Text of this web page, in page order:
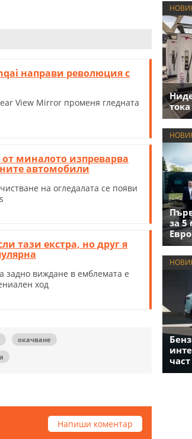
направи революция с
View Mirror променя гледната
от миналото изпреварва
автомобили
на огледалата се появи
тази екстра, но друг я
задно виждане в емблемата е
ход
окачване
Напиши коментар
за 5
част